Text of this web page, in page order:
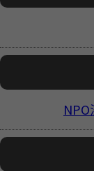
NPO